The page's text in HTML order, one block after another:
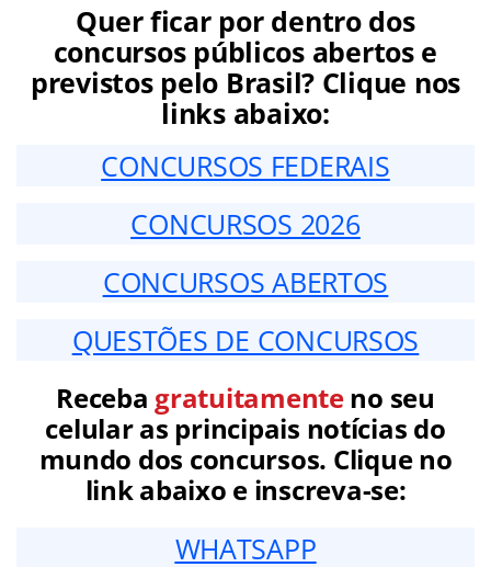
Quer ficar por dentro dos
concursos públicos abertos e
previstos pelo Brasil? Clique nos
links abaixo:
CONCURSOS FEDERAIS
CONCURSOS 2026
CONCURSOS ABERTOS
QUESTÕES DE CONCURSOS
Receba gratuitamenteno seu
celular as principais notícias do
mundo dos concursos. Clique no
link abaixo e inscreva-se:
WHATSAPP